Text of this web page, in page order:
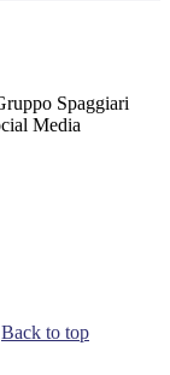
Spaggiari
Media
Back to top